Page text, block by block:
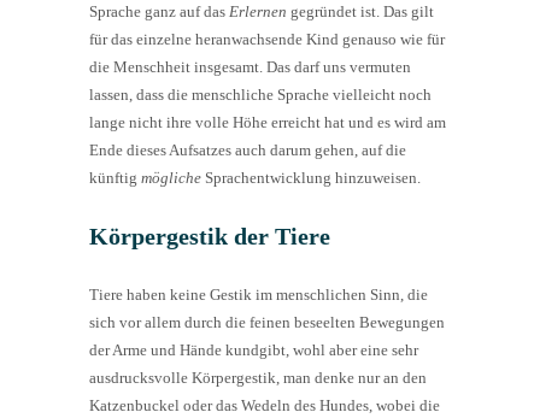
Sprache ganz auf das Erlernen gegründet ist. Das gilt
für das einzelne heranwachsende Kind genauso wie für
die Menschheit insgesamt. Das darf uns vermuten
lassen, dass die menschliche Sprache vielleicht noch
lange nicht ihre volle Höhe erreicht hat und es wird am
Ende dieses Aufsatzes auch darum gehen, auf die
künftig mögliche Sprachentwicklung hinzuweisen.
Körpergestik der Tiere
Tiere haben keine Gestik im menschlichen Sinn, die
sich vor allem durch die feinen beseelten Bewegungen
der Arme und Hände kundgibt, wohl aber eine sehr
ausdrucksvolle Körpergestik, man denke nur an den
Katzenbuckel oder das Wedeln des Hundes, wobei die